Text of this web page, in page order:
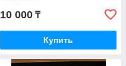
10 000 ₸
Купить